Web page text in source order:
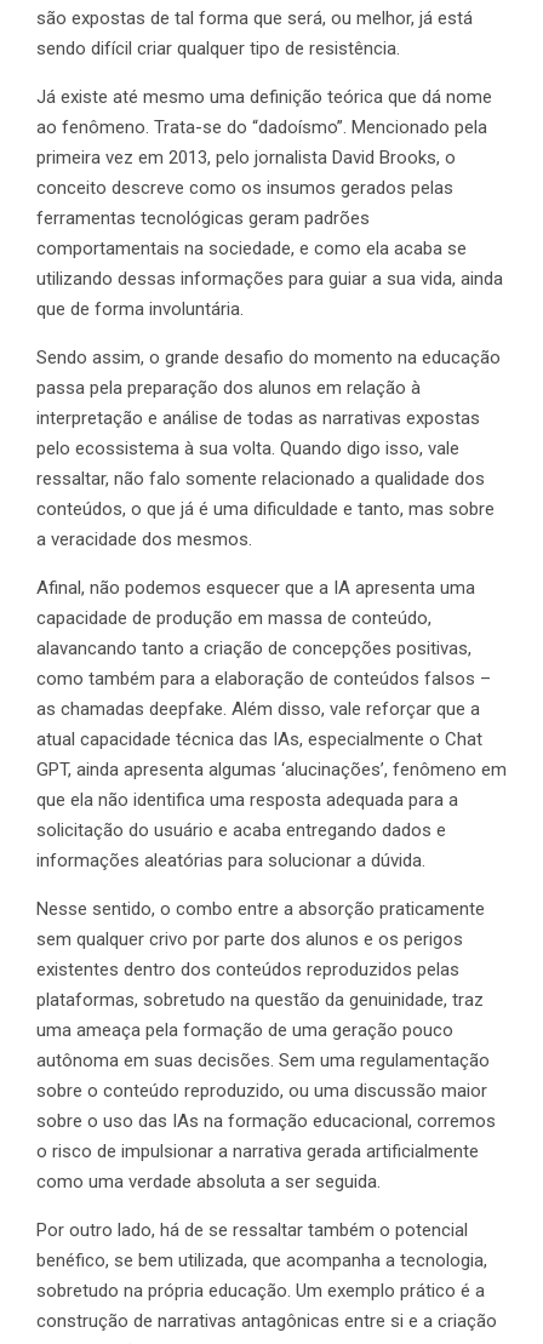
são expostas de tal forma que será, ou melhor, já está
sendo difícil criar qualquer tipo de resistência.
Já existe até mesmo uma definição teórica que dá nome
ao fenômeno. Trata-se do “dadoísmo”. Mencionado pela
primeira vez em 2013, pelo jornalista David Brooks, o
conceito descreve como os insumos gerados pelas
ferramentas tecnológicas geram padrões
comportamentais na sociedade, e como ela acaba se
utilizando dessas informações para guiar a sua vida, ainda
que de forma involuntária.
Sendo assim, o grande desafio do momento na educação
passa pela preparação dos alunos em relação à
interpretação e análise de todas as narrativas expostas
pelo ecossistema à sua volta. Quando digo isso, vale
ressaltar, não falo somente relacionado a qualidade dos
conteúdos, o que já é uma dificuldade e tanto, mas sobre
a veracidade dos mesmos.
Afinal, não podemos esquecer que a IA apresenta uma
capacidade de produção em massa de conteúdo,
alavancando tanto a criação de concepções positivas,
como também para a elaboração de conteúdos falsos –
as chamadas deepfake. Além disso, vale reforçar que a
atual capacidade técnica das IAs, especialmente o Chat
GPT, ainda apresenta algumas ‘alucinações’, fenômeno em
que ela não identifica uma resposta adequada para a
solicitação do usuário e acaba entregando dados e
informações aleatórias para solucionar a dúvida.
Nesse sentido, o combo entre a absorção praticamente
sem qualquer crivo por parte dos alunos e os perigos
existentes dentro dos conteúdos reproduzidos pelas
plataformas, sobretudo na questão da genuinidade, traz
uma ameaça pela formação de uma geração pouco
autônoma em suas decisões. Sem uma regulamentação
sobre o conteúdo reproduzido, ou uma discussão maior
sobre o uso das IAs na formação educacional, corremos
o risco de impulsionar a narrativa gerada artificialmente
como uma verdade absoluta a ser seguida.
Por outro lado, há de se ressaltar também o potencial
benéfico, se bem utilizada, que acompanha a tecnologia,
sobretudo na própria educação. Um exemplo prático é a
construção de narrativas antagônicas entre si e a criação